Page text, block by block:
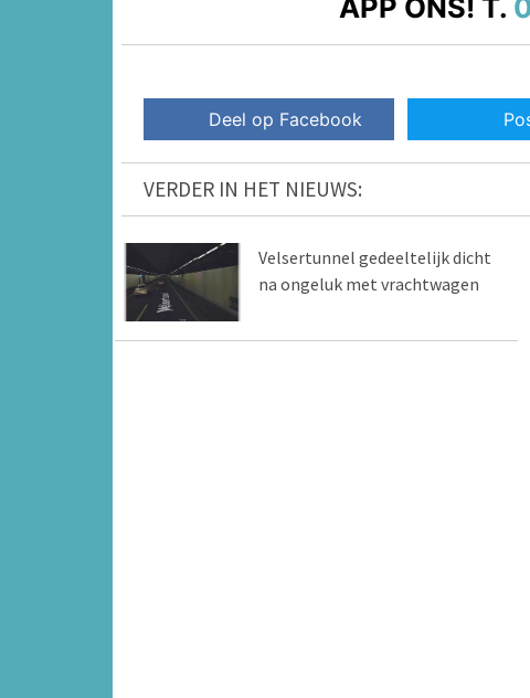
APP ONS! T.
Deel op Facebook
VERDER IN HET NIEUWS:
Velsertunnel gedeeltelijk dicht
na ongeluk met vrachtwagen